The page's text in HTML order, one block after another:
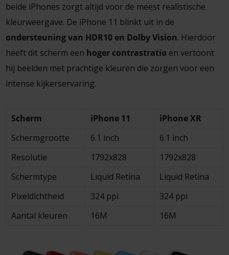
beide iPhones zorgt altijd voor de meest realistische
kleurweergave. De iPhone 11 blinkt uit in de
ondersteuning van HDR10 en Dolby Vision. Hierdoor
heeft dit scherm een hoger contrastratio en vertoont
hij beelden met prachtige kleuren die zorgen voor een
intense kijkerservaring.
Scherm iPhone 11
iPhone XR
Scherm­grootte
6.1 inch
6.1 inch
Resolutie
1792x828
1792x828
Scherm­type
Liquid Retina
Liquid Retina
Pixel­dichtheid
324 ppi
324 ppi
Aantal kleuren
16M 16M